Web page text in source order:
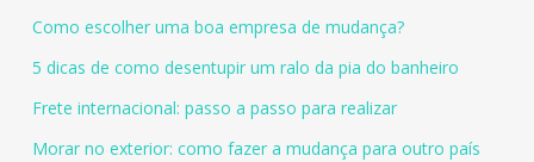
Como escolher uma boa empresa de mudança?
5 dicas de como desentupir um ralo da pia do banheiro
Frete internacional: passo a passo para realizar
Morar no exterior: como fazer a mudança para outro país